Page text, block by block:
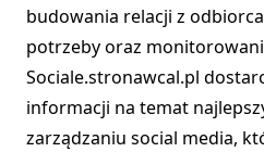
budowania relacji z
potrzeby oraz
Sociale.stronawcal.pl
informacji na temat
zarządzaniu social media,